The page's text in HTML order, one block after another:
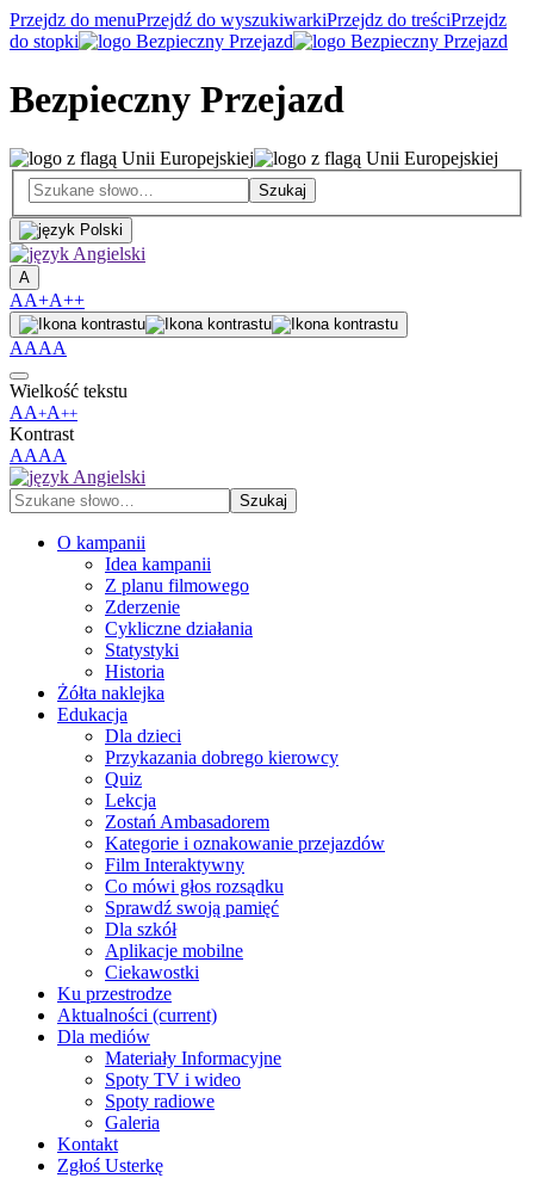
Przejdz do menuPrzejdź do wyszukiwarkiPrzejdz do treściPrzejdz
do stopki
Bezpieczny Przejazd
A
AA+A++
AAAA
Wielkość tekstu
AA+A++
Kontrast
AAAA
O kampanii
Idea kampanii
Z planu filmowego
Zderzenie
Cykliczne działania
Statystyki
Historia
Żółta naklejka
Edukacja
Dla dzieci
Przykazania dobrego kierowcy
Quiz
Lekcja
Zostań Ambasadorem
Kategorie i oznakowanie przejazdów
Film Interaktywny
Co mówi głos rozsądku
Sprawdź swoją pamięć
Dla szkół
Aplikacje mobilne
Ciekawostki
Ku przestrodze
Aktualności (current)
Dla mediów
Materiały Informacyjne
Spoty TV i wideo
Spoty radiowe
Galeria
Kontakt
Zgłoś Usterkę